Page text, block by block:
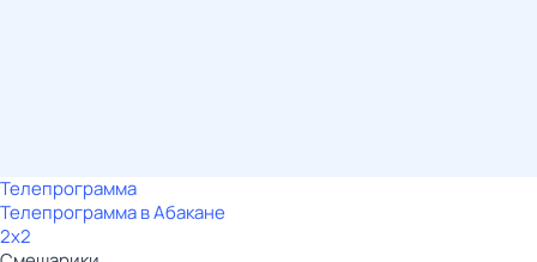
Телепрограмма
Телепрограмма в Абакане
2x2